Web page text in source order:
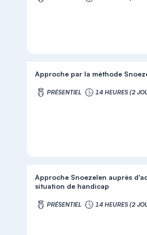
Approche par la méthode
PRÉSENTIEL 14 HEURES (2
Approche Snoezelen auprès
situation de handicap
PRÉSENTIEL 14 HEURES (2